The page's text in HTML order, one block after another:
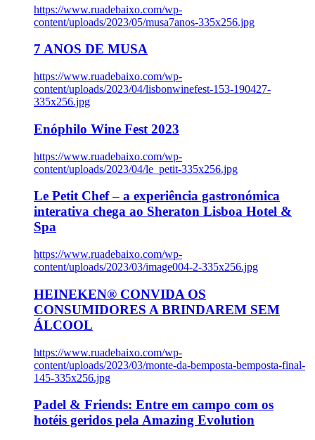
https://www.ruadebaixo.com/wp-
content/uploads/2023/05/musa7anos-335x256.jpg
7 ANOS DE MUSA
https://www.ruadebaixo.com/wp-
content/uploads/2023/04/lisbonwinefest-153-190427-
335x256.jpg
Enóphilo Wine Fest 2023
https://www.ruadebaixo.com/wp-
content/uploads/2023/04/le_petit-335x256.jpg
Le Petit Chef – a experiência gastronómica
interativa chega ao Sheraton Lisboa Hotel &
Spa
https://www.ruadebaixo.com/wp-
content/uploads/2023/03/image004-2-335x256.jpg
HEINEKEN® CONVIDA OS
CONSUMIDORES A BRINDAREM SEM
ÁLCOOL
https://www.ruadebaixo.com/wp-
content/uploads/2023/03/monte-da-bemposta-bemposta-final-
145-335x256.jpg
Padel & Friends: Entre em campo com os
hotéis geridos pela Amazing Evolution